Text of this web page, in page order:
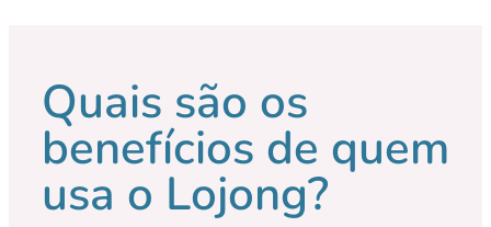
Quais são os
benefícios de quem
usa o Lojong?